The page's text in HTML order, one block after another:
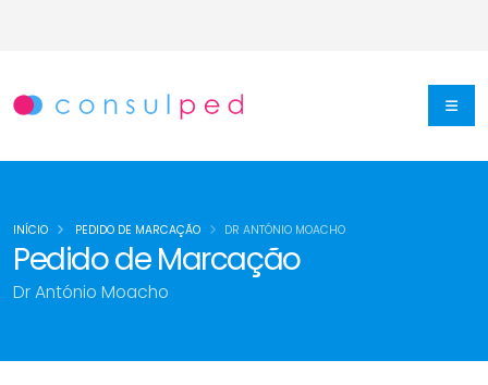
Pedido de Marcação
Dr António Moacho
INÍCIO PEDIDO DE MARCAÇÃO DR ANTÓNIO MOACHO